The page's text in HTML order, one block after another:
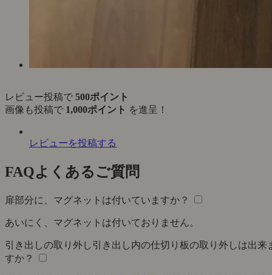
レビュー投稿で 500ポイント
画像も投稿で 1,000ポイント を進呈！
レビューを投稿する
FAQよくあるご質問
扉部分に、マグネットは付いていますか？
あいにく、マグネットは付いておりません。
引き出しの取り外し引き出し内の仕切り板の取り外しは出来
すか？